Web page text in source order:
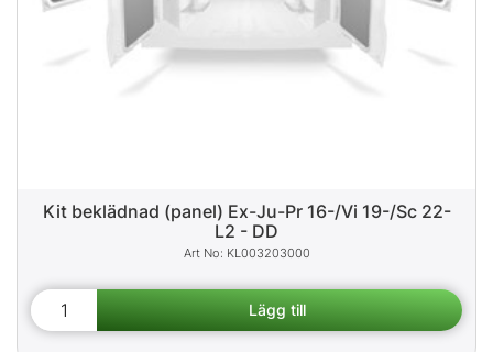
Kit beklädnad (panel) Ex-Ju-Pr 16-/Vi 19-/Sc 22-
L2 - DD
KL003203000